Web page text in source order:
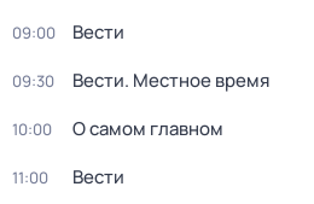
09:00 Вести
09:30 Вести. Местное время
10:00 О самом главном
11:00 Вести